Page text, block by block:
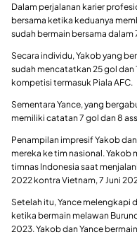
Dalam perjalanan karier
bersama ketika keduanya
sudah bermain bersama dalam
Secara individu, Yakob yang
sudah mencatatkan 25 gol dan
kompetisi termasuk Piala AFC.
Sementara Yance, yang
memiliki catatan 7 gol dan 8
Penampilan impresif Yakob
mereka ke tim nasional. Yakob
timnas Indonesia saat
2022 kontra Vietnam, 7 Juni
Setelah itu, Yance melengkapi
ketika bermain melawan
2023. Yakob dan Yance